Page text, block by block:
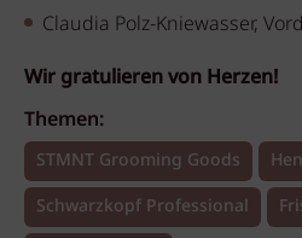
Claudia Polz-Kniewasser,
Wir gratulieren von Herzen!
Themen:
STMNT Grooming Goods
Schwarzkopf Professional